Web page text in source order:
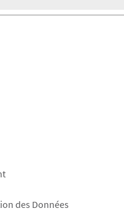
des Données